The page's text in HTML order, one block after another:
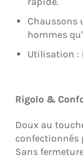
Chaussons
hommes
Utilisation :
Rigolo &
Doux au
confectionnés
Sans